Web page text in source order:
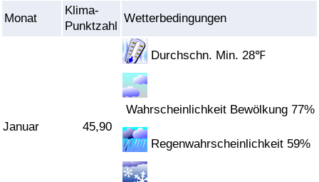
Monat
Klima-
Punktzahl
Wetterbedingungen
Januar 45,90
Durchschn. Min. 28℉
Wahrscheinlichkeit Bewölkung 77%
Regenwahrscheinlichkeit 59%
Gesundheitsversorgungs-Index nach Land
Umweltverschmutzung
Umweltverschmutzungs-Index (aktuell)
Verschmutzungsindex